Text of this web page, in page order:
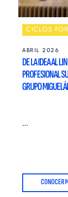
CICLOS
ABRIL 2026
DE LA IDEA AL
PROFESIONAL
GRUPO
...
CONOCER